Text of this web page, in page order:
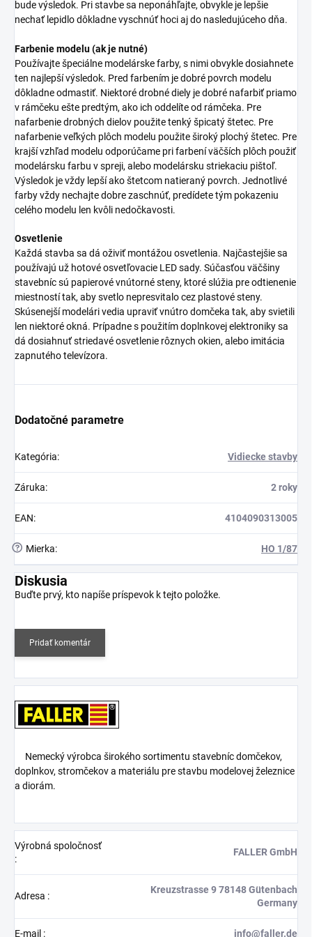
bude výsledok. Pri stavbe sa neponáhľajte, obvykle je lepšie
nechať lepidlo dôkladne vyschnúť hoci aj do nasledujúceho dňa.
Farbenie modelu (ak je nutné)
Používajte špeciálne modelárske farby, s nimi obvykle dosiahnete
ten najlepší výsledok. Pred farbením je dobré povrch modelu
dôkladne odmastiť. Niektoré drobné diely je dobré nafarbiť priamo
v rámčeku ešte predtým, ako ich oddelíte od rámčeka. Pre
nafarbenie drobných dielov použite tenký špicatý štetec. Pre
nafarbenie veľkých plôch modelu použite široký plochý štetec. Pre
krajší vzhľad modelu odporúčame pri farbení väčších plôch použiť
modelársku farbu v spreji, alebo modelársku striekaciu pištoľ.
Výsledok je vždy lepší ako štetcom natieraný povrch. Jednotlivé
farby vždy nechajte dobre zaschnúť, predídete tým pokazeniu
celého modelu len kvôli nedočkavosti.
Osvetlenie
Každá stavba sa dá oživiť montážou osvetlenia. Najčastejšie sa
používajú už hotové osvetľovacie LED sady. Súčasťou väčšiny
stavebníc sú papierové vnútorné steny, ktoré slúžia pre odtienenie
miestností tak, aby svetlo nepresvitalo cez plastové steny.
Skúsenejší modelári vedia upraviť vnútro domčeka tak, aby svietili
len niektoré okná. Prípadne s použitím doplnkovej elektroniky sa
dá dosiahnuť striedavé osvetlenie rôznych okien, alebo imitácia
zapnutého televízora.
Dodatočné parametre
Kategória: Vidiecke stavby
Záruka: 2 roky
EAN: 4104090313005
? Mierka: HO 1/87
Diskusia
Buďte prvý, kto napíše príspevok k tejto položke.
Pridať komentár
Nemecký výrobca širokého sortimentu stavebníc domčekov,
doplnkov, stromčekov a materiálu pre stavbu modelovej železnice
a diorám.
Výrobná spoločnosť
:
FALLER GmbH
Adresa :
Kreuzstrasse 9 78148 Gütenbach
Germany
E-mail : info@faller.de